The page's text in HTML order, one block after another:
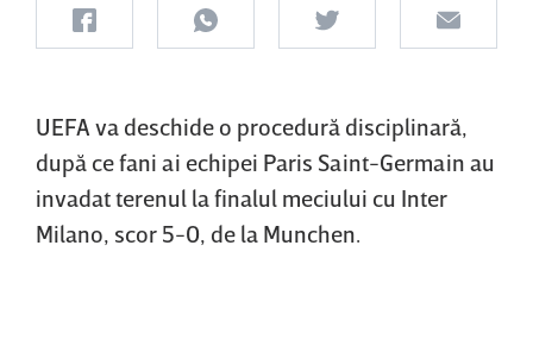
UEFA va deschide o procedură disciplinară,
după ce fani ai echipei Paris Saint-Germain au
invadat terenul la finalul meciului cu Inter
Milano, scor 5-0, de la Munchen.